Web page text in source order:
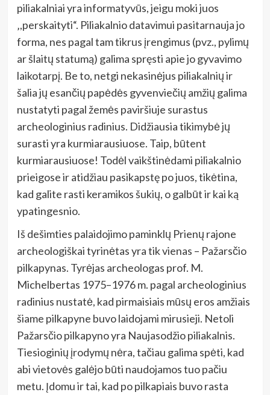
piliakalniai yra informatyvūs, jeigu moki juos
‚,perskaityti“. Piliakalnio datavimui pasitarnauja jo
forma, nes pagal tam tikrus įrengimus (pvz., pylimų
ar šlaitų statumą) galima spręsti apie jo gyvavimo
laikotarpį. Be to, netgi nekasinėjus piliakalnių ir
šalia jų esančių papėdės gyvenviečių amžių galima
nustatyti pagal žemės paviršiuje surastus
archeologinius radinius. Didžiausia tikimybė jų
surasti yra kurmiarausiuose. Taip, būtent
kurmiarausiuose! Todėl vaikštinėdami piliakalnio
prieigose ir atidžiau pasikapstę po juos, tikėtina,
kad galite rasti keramikos šukių, o galbūt ir kai ką
ypatingesnio.
Iš dešimties palaidojimo paminklų Prienų rajone
archeologiškai tyrinėtas yra tik vienas – Pažarsčio
pilkapynas. Tyrėjas archeologas prof. M.
Michelbertas 1975–1976 m. pagal archeologinius
radinius nustatė, kad pirmaisiais mūsų eros amžiais
šiame pilkapyne buvo laidojami mirusieji. Netoli
Pažarsčio pilkapyno yra Naujasodžio piliakalnis.
Tiesioginių įrodymų nėra, tačiau galima spėti, kad
abi vietovės galėjo būti naudojamos tuo pačiu
metu. Įdomu ir tai, kad po pilkapiais buvo rasta